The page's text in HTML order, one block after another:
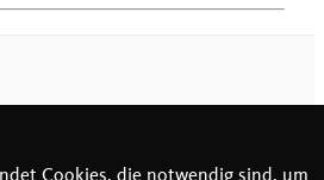
Cookies, die notwendig sind, um